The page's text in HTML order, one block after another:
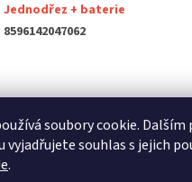
soubory cookie.
souhlas s jejich
.
Jednodřez + baterie
8596142047062
stavební pouzdra SCRIGNO